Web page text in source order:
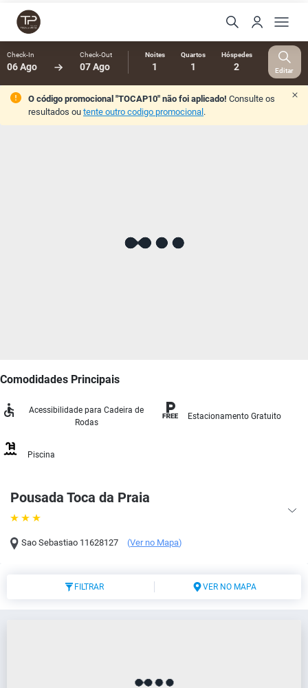
Check-In
06 Ago
Check-Out
07 Ago
Noites
1
Quartos
1
Hóspedes
2 Editar
O código promocional "TOCAP10" não foi aplicado! Consulte os
resultados ou tente outro codigo promocional .
Pousada Toca da Praia
Sao Sebastiao 11628127 (Ver no Mapa)
Comodidades Principais
Acessibilidade para Cadeira de
Rodas
Estacionamento Gratuito
Piscina
FILTRAR VER NO MAPA